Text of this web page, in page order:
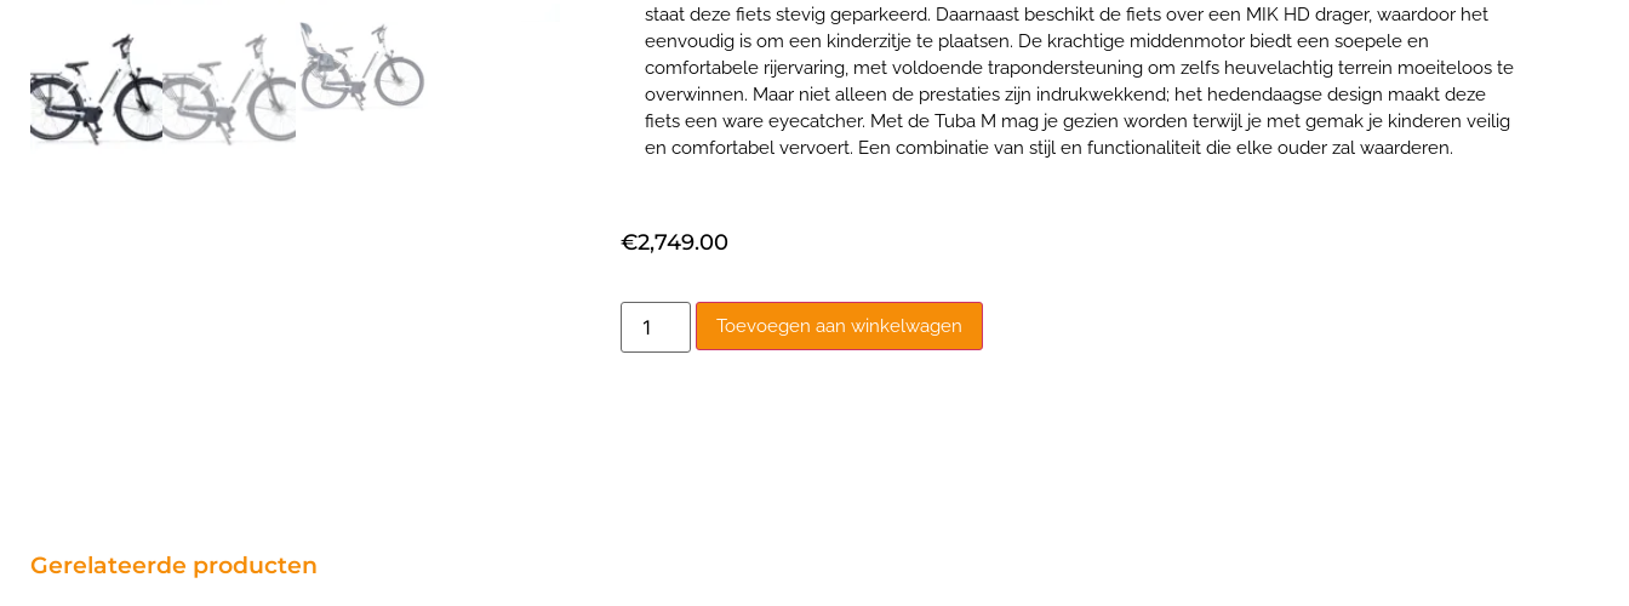
staat deze fiets stevig geparkeerd. Daarnaast beschikt de fiets over een MIK HD drager, waardoor het
eenvoudig is om een kinderzitje te plaatsen. De krachtige middenmotor biedt een soepele en
comfortabele rijervaring, met voldoende trapondersteuning om zelfs heuvelachtig terrein moeiteloos te
overwinnen. Maar niet ­alleen de prestaties zijn indrukwekkend; het hedendaagse design maakt deze
fiets een ware eyecatcher. Met de Tuba M mag je gezien worden terwijl je met gemak je kinderen veilig
en comfortabel vervoert. Een combinatie van stijl en functionaliteit die elke ouder zal waarderen.
€2,749.00
Toevoegen aan winkelwagen
Gerelateerde producten